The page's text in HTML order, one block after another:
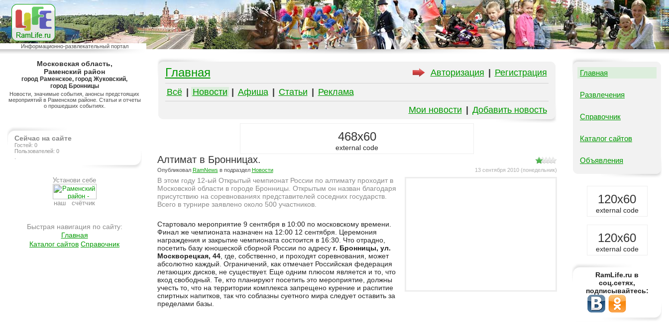
Информационно-развлекательный портал
Московская область,
Раменский район
город Раменское, город Жуковский,
город Бронницы
Новости, значимые события, анонсы предстоящих
мероприятий в Раменском районе. Статьи и отчеты
о прошедших событиях.
Сейчас на сайте
Гостей: 0
Пользователей: 0
Установи себе
наш счётчик
Быстрая навигация по сайту:
Главная
Каталог сайтов Справочник
Авторизация Регистрация
Главная
Всё Новости Афиша Статьи
Реклама
Мои новости
Добавить новость
468x60
external code
Алтимат в Бронницах.
13 сентября 2010 (понедельник)
Опубликовал RamNews в подраздел Новости
В этом году 12-ый Открытый чемпионат России по алтимату проходит в
Московской области в городе Бронницы. Открытым он назван благодаря
присутствию на соревнованиях представителей соседних государств.
Всего в турнире заявлено около 500 участников.
Стартовало мероприятие 9 сентября в 10:00 по московскому времени.
Финал же чемпионата назначен на 12:00 12 сентября. Церемония
награждения и закрытие чемпионата состоится в 16:30. Что отрадно,
посетить базу юношеской сборной России по адресу г. Бронницы, ул.
Москворецкая, 44, где, собственно, и проходят соревнования, может
абсолютно каждый. Ограничений, как отмечает Российская федерация
летающих дисков, не существует. Еще одним плюсом является и то, что
вход свободный. Те, кто планируют посетить это мероприятие, должны
учесть то, что на территории комплекса запрещено курение и распитие
спиртных напитков, так что соблазны суетного мира следует оставить за
пределами базы.
Главная
Развлечения
Справочник
Каталог сайтов
Объявления
120x60
external code
120x60
external code
RamLife.ru в
соц.сетях,
подписывайтесь: